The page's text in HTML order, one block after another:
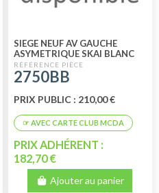
SIEGE NEUF AV GAUCHE
ASYMETRIQUE SKAI BLANC
RAYE BLEU
2750BB
PRIX PUBLIC : 210,00 €
PRIX ADHÉRENT :
182,70 €
Ajouter au panier